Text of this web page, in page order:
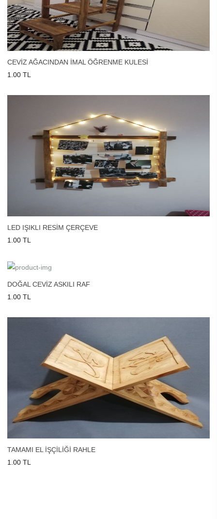
CEVİZ AĞACINDAN İMAL ÖĞRENME KULESİ
1.00 TL
LED IŞIKLI RESİM ÇERÇEVE
1.00 TL
DOĞAL CEVİZ ASKILI RAF
1.00 TL
TAMAMI EL İŞÇİLİĞİ RAHLE
1.00 TL